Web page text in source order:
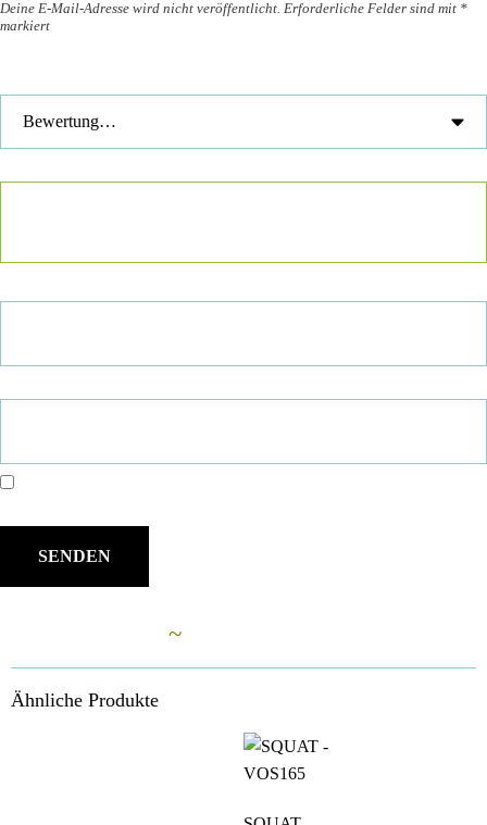
Deine E-Mail-Adresse wird nicht veröffentlicht. Erforderliche Felder sind mit *
markiert
~
Ähnliche Produkte